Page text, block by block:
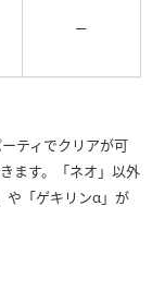
ー
ティでクリアが可
ます。「ネオ」以外
や「ゲキリンα」が